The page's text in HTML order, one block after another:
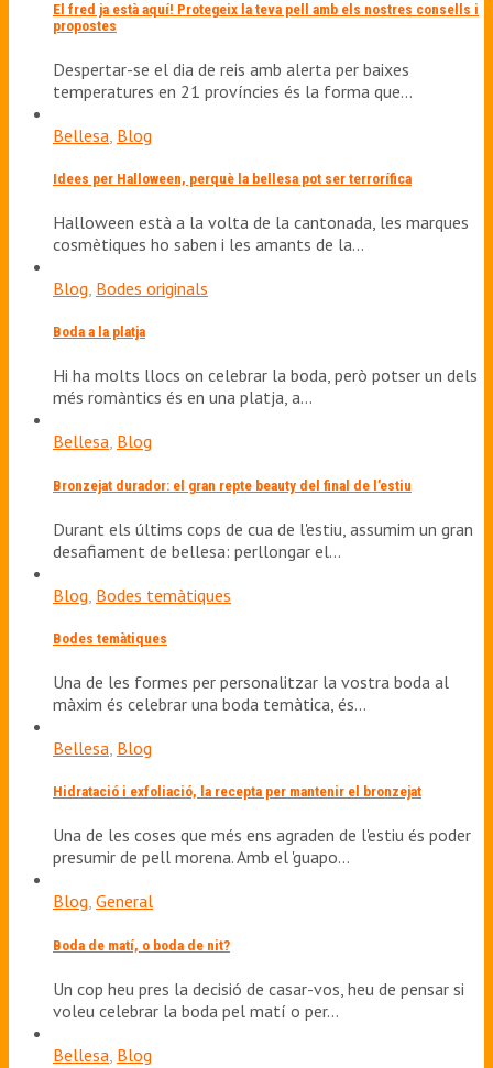
El fred ja està aquí! Protegeix la teva pell amb els nostres consells i
propostes
Despertar-se el dia de reis amb alerta per baixes
temperatures en 21 províncies és la forma que…
Bellesa Blog
Idees per Halloween, perquè la bellesa pot ser terrorífica
Halloween està a la volta de la cantonada, les marques
cosmètiques ho saben i les amants de la…
Blog, Bodes originals
Boda a la platja
Hi ha molts llocs on celebrar la boda, però potser un dels
més romàntics és en una platja, a…
Bellesa, Blog
Bronzejat durador: el gran repte beauty del final de l’estiu
Durant els últims cops de cua de l'estiu, assumim un gran
desafiament de bellesa: perllongar el…
Blog Bodes temàtiques
Bodes temàtiques
Una de les formes per personalitzar la vostra boda al
màxim és celebrar una boda temàtica, és…
Bellesa, Blog
Hidratació i exfoliació, la recepta per mantenir el bronzejat
Una de les coses que més ens agraden de l'estiu és poder
presumir de pell morena. Amb el 'guapo…
Blog, General
Boda de matí, o boda de nit?
Un cop heu pres la decisió de casar-vos, heu de pensar si
voleu celebrar la boda pel matí o per…
Bellesa Blog